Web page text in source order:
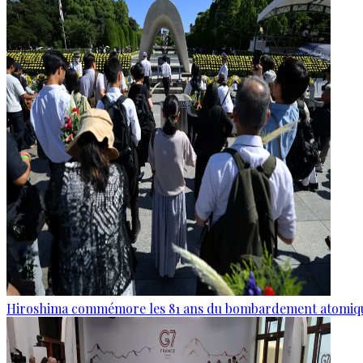
Hiroshima commémore les 81 ans du bombardement